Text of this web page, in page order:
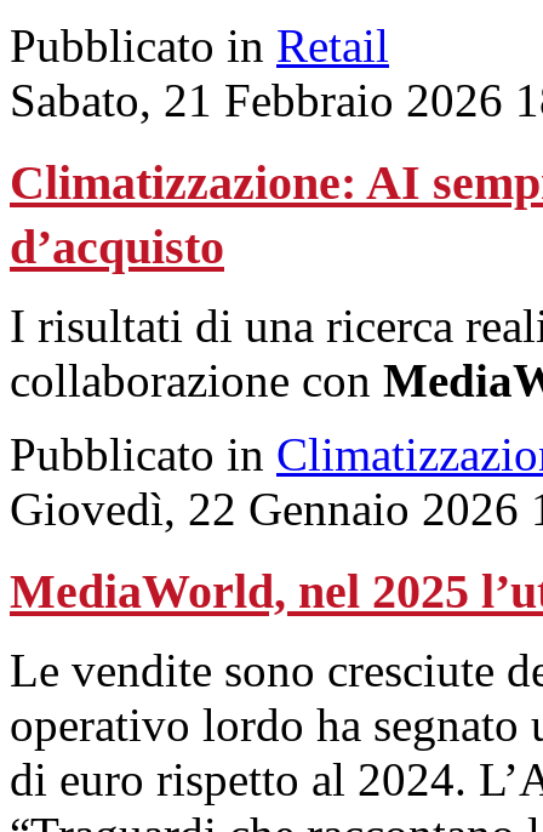
Pubblicato in Retail
Sabato, 21 Febbraio 2026
Climatizzazione: AI
d’acquisto
I risultati di una ricerca
collaborazione con
Pubblicato in
Giovedì, 22 Gennaio 2026
MediaWorld, nel 2025
Le vendite sono cresciute
operativo lordo ha
di euro rispetto al 2024.